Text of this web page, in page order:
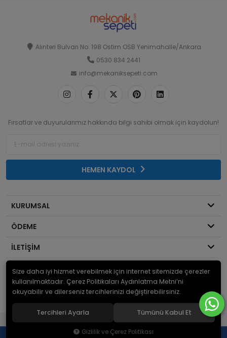
Alınteri Bulvarı No: 198 Ostim OSB Yenimahalle/Ankara
0530 834 2441
info@mekaniksepeti.com
Fırsatlar ve duyurularımız hakkında bilgi sahibi olmak için kaydolun!
HEMEN KAYDOL
KURUMSAL
ÖDEME
İLETİŞİM
© 2026Mekanik Sepeti. Bir Serdaroğlu A.Ş markasıdır ve tüm hakları
saklıdır.
Yeni Nesil E-Ticaret Sistemleri ile Hazırlanmıştır.
Size daha iyi hizmet verebilmek için internet sitemizde çerezler
kullanılmaktadır. Çerez Politikaları Aydınlatma Metni’ni
okuyabilir ve dilerseniz tercihlerinizi değiştirebilirsiniz.
Tercihleri Ayarla Tümünü Kabul Et
Gizlilik ve Çerez Politikası